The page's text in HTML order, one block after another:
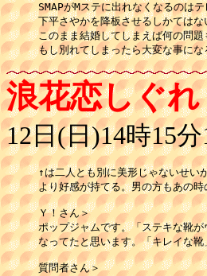
SMAPがMステに出れなくなるのは
下平さやかを降板させるしかては
このまま結婚してしまえば何の問
もし別れてしまったら大変な事に
浪花恋しぐれ
12日(日)14時15
↑は二人とも別に美形じゃないせい
より好感が持てる。男の方もあの
Ｙ！さん＞
ポップジャムです。「ステキな靴
なってたと思います。「キレイな
質問者さん＞